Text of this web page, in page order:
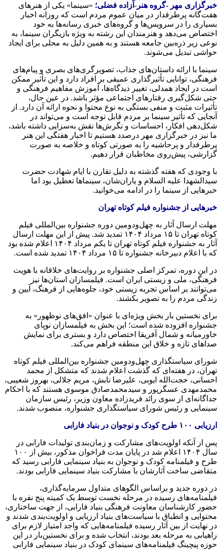
خبرگزاری مهر -گروه هنر-آزاده فضلی؛ «سینما» یکی از هنرهای
هفت‌گانه پرطرفدار در میان عموم مردم است که روزانه اخبار
بسیاری را در سرویس‌ها و گروه‌های خبری رسانه‌ها به خود
اختصاص می‌دهد و هنرمندان این رشته به ویژه بازیگران سینما، به
نوعی زیر ذره‌بین جامعه هستند و به همین دلیل به محلی برای ایجاد
حواشی تبدیل می‌شوند.
سینما با ارائه داستان‌های جذاب، تصویرگری‌های بصری و پیام‌های
فرهنگی، توانایی تأثیرگذاری عمیقی بر افراد دارد و این تأثیر ممکن
است در ایجاد همدلی، تغییر دیدگاه‌ها، آموزش مفاهیم فرهنگی و
حتی شکل‌گیری رفتارهای اجتماعی مؤثر باشد. در عین حال،
تأثیرات مثبت و منفی بستگی به نوع محتوا و نحوه ارائه آن دارد. از
آنجایی که تأثیر سینما بر مردم قابل توجه است و می‌تواند در
شکل‌دهی افکار، احساسات و نگرش‌ها نقش به‌سزایی داشته باشد،
ما نیز در خبرگزاری مهر درصدد هستیم تا اخبار هفتگی این هنر
پرطرفدار و پرحاشیه را به صورتی کوتاه و خلاصه به صورت
گزارشی، پیش‌روی مخاطبان قرار دهیم.
با وجودی که هفته گذشته به دلیل تقارن با ایام شهادت حضرت
سیدالشهدا علیه السلام و یاران‌شان، سینماها تعطیل بود اما
خبرهایی از سینما را در ادامه می‌خوانید.
خبرهایی از جشنواره فیلم کوتاه تهران
مهلت ارسال آثار به چهل‌ودومین دوره جشنواره بین‌المللی فیلم
کوتاه تهران تا ۱۵ مرداد ۱۴۰۴ تمدید شد. پیش از این مهلت ارسال
آثار به جشنواره فیلم کوتاه تهران تا یکم مرداد ۱۴۰۴ اعلام شده بود
که با اعلام دبیرخانه جشنواره تا ۱۵ مرداد ۱۴۰۴ تمدید شده است.
در این دوره، تمرکز اصلی جشنواره بر روایت‌های خلاقانه با هویت
فرهنگی، ملی و زیستی ایران است. فیلمسازان استان‌ها نیز
می‌توانند بر اساس تجربه زیستی خود، جلوه‌هایی از فرهنگ، آیین و
زندگی مردم را به تصویر بکشند.
برای نخستین بار بخش ویژه‌ای با عنوان «افق‌های نوظهور» به
جشنواره افزوده شده است؛ این بخش به فیلمسازان نوپای
خاورمیانه و شمال آفریقا اختصاص دارد و بستری برای نمایش
صداهای تازه و خلاق این منطقه فراهم می‌کند.
شورای سیاستگذاری چهل‌ودومین جشنواره بین‌المللی فیلم کوتاه
تهران، در هفته‌ای که گذشت اعلام شدند که متشکل از محمد
احسانی، حجت‌الله ایوبی، علیرضا تابش، مریم جلالی، بهروز شعیبی،
محمدمهدی عسگرپور و سیدمحمدصادق موسوی هستند که با احکام
جداگانه‌ای از سوی رائد فریدزاده معاون وزیر، رئیس سازمان
سینمایی و رئیس شورای سیاستگذاری جشنواره، منصوب شدند.
ارزیابی ۱۰۰ طرح کودک و نوجوان در بنیاد فارابی
پس از آنکه اولویت‌های مشارکت و زمان‌بندی تولیدات فارابی در
سال ۱۴۰۴ اعلام شد در پایان مدت فراخوان مذکور، بیش از ۱۰۰
طرح و فیلمنامه کودک و نوجوان به بنیاد سینمایی فارابی رسید که
متقاضی ساخت آثارشان با مشارکت بنیاد سینمایی فارابی بودند.
در دوره جدید و براساس الگوهای متداول سرمایه‌گذاری،
فیلمنامه‌های رسیده در مرحله نخست توسط یک کمیته پنج نفره با
حضور کارشناسان معاونت فرهنگی بنیاد فارابی، از جهت ساختاری،
محتوایی و انطباق با سیاست‌های بنیاد ارزیابی و اولویت‌بندی شدند و
در نهایت از بین آثار رسیده فیلمنامه‌هایی که واجد امتیاز لازم برای
راهیابی به مرحله بعد بودند، انتخاب شده و برای نخستین‌بار در این
حوزه پیچینگ فیلمنامه‌های سینمای کودک در بنیاد سینمایی فارابی